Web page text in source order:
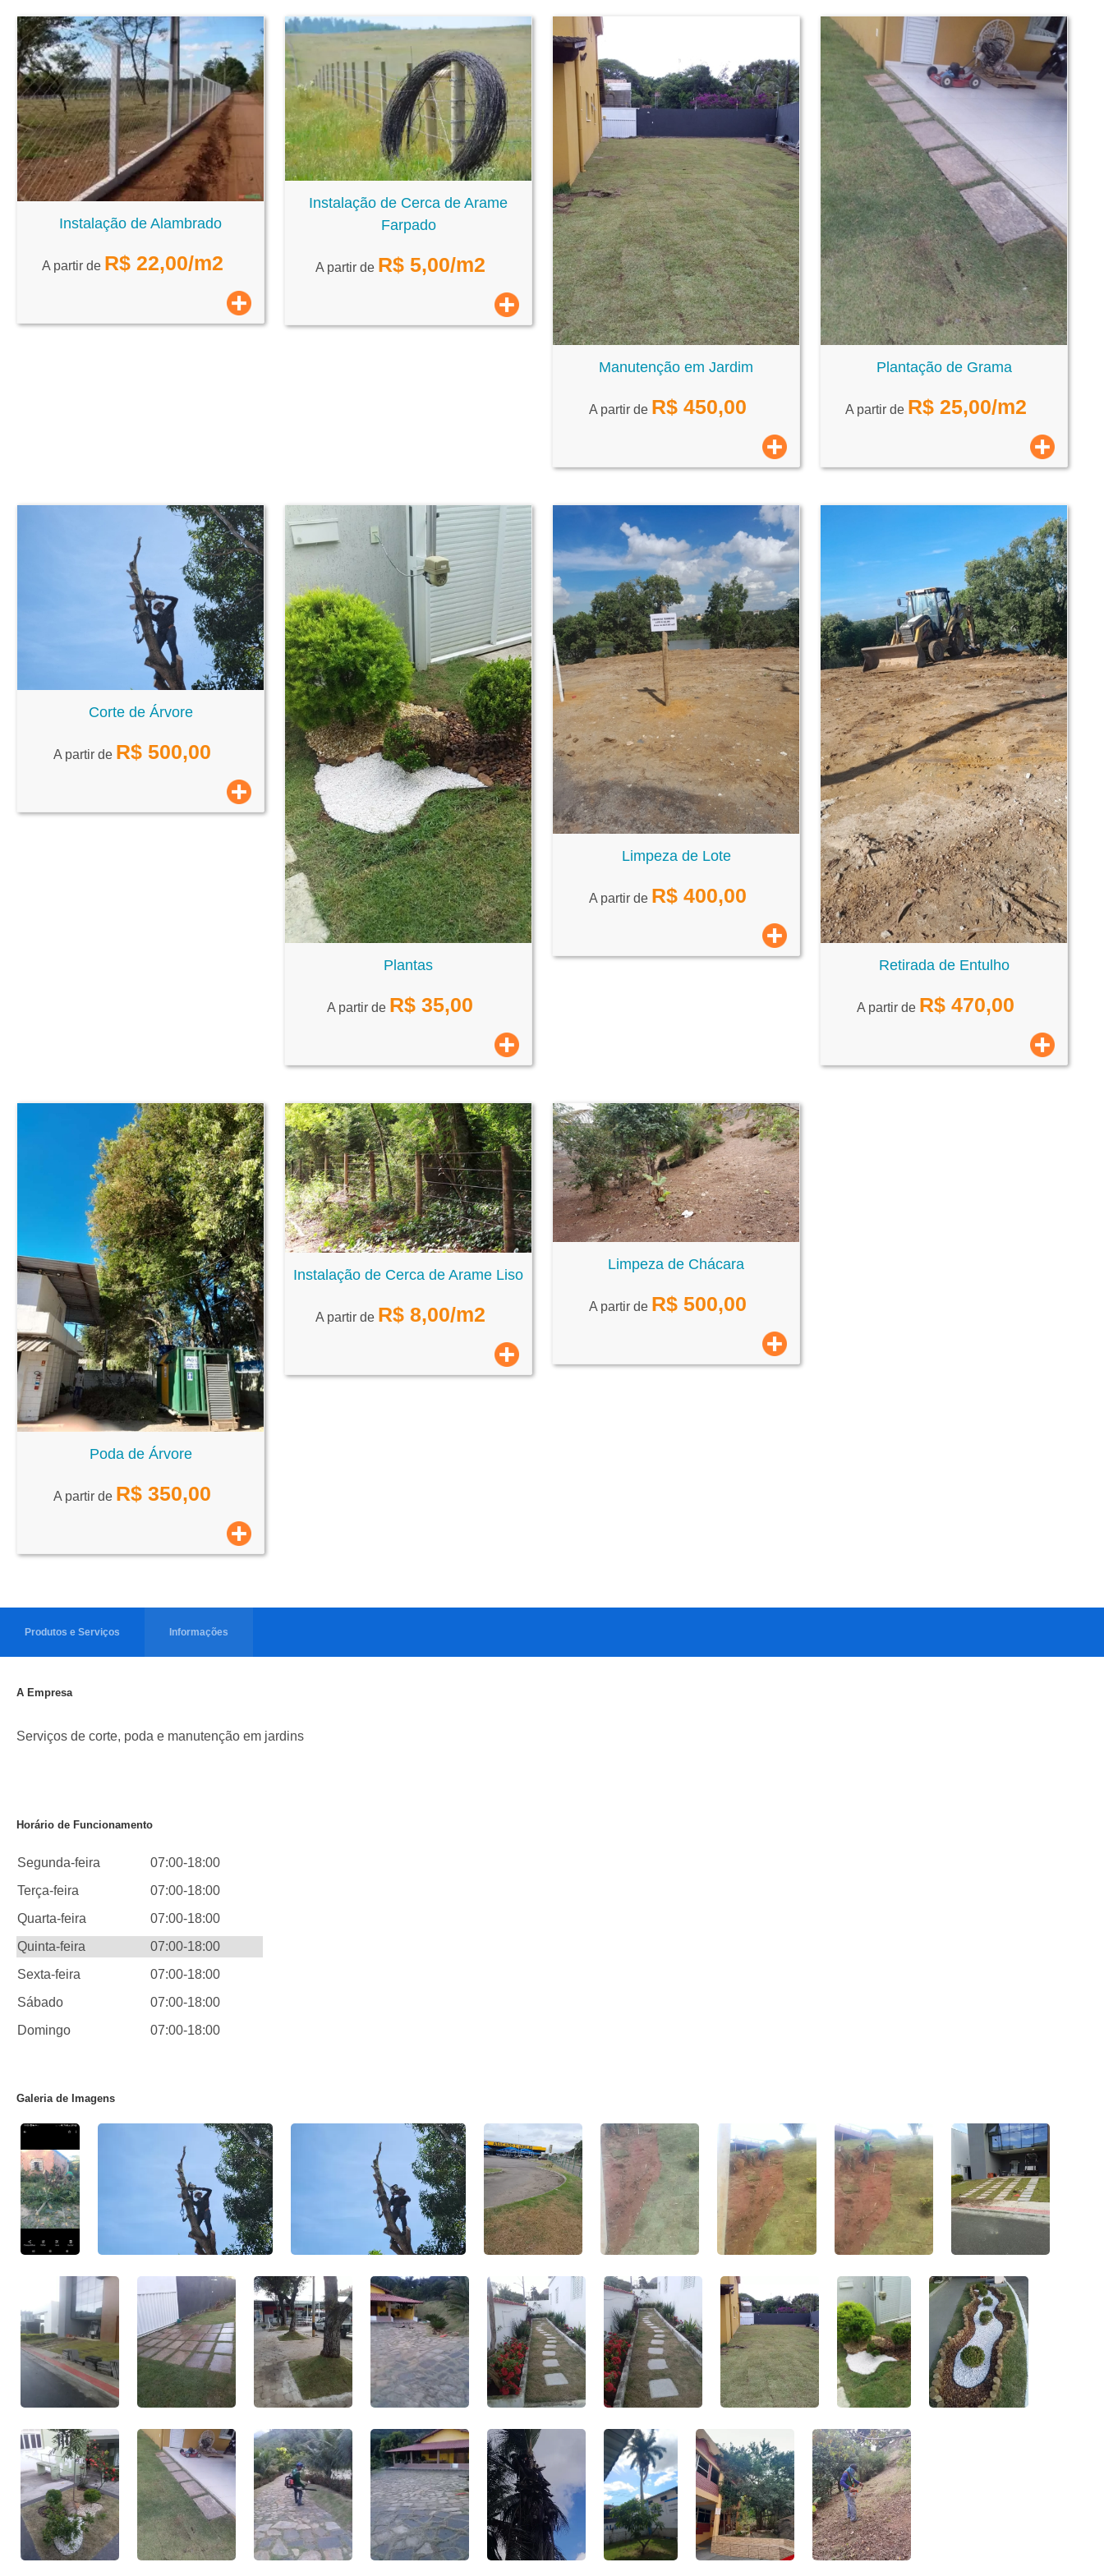
Instalação de Alambrado
A partir de R$ 22,00/m2
Instalação de Cerca de Arame
Farpado
A partir de R$ 5,00/m2
Manutenção em Jardim
A partir de R$ 450,00
Plantação de Grama
A partir de R$ 25,00/m2
Corte de Árvore
A partir de R$ 500,00
Plantas
A partir de R$ 35,00
Limpeza de Lote
A partir de R$ 400,00
Retirada de Entulho
A partir de R$ 470,00
Poda de Árvore
A partir de R$ 350,00
Instalação de Cerca de Arame Liso
A partir de R$ 8,00/m2
Limpeza de Chácara
A partir de R$ 500,00
Produtos e Serviços Informações
A Empresa
Serviços de corte, poda e manutenção em jardins
Horário de Funcionamento
Segunda-feira
07:00-18:00
Terça-feira
07:00-18:00
Quarta-feira
07:00-18:00
Quinta-feira
07:00-18:00
Sexta-feira
07:00-18:00
Sábado
07:00-18:00
Domingo
07:00-18:00
Galeria de Imagens